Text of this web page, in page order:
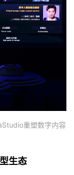
重塑数字内容
生态